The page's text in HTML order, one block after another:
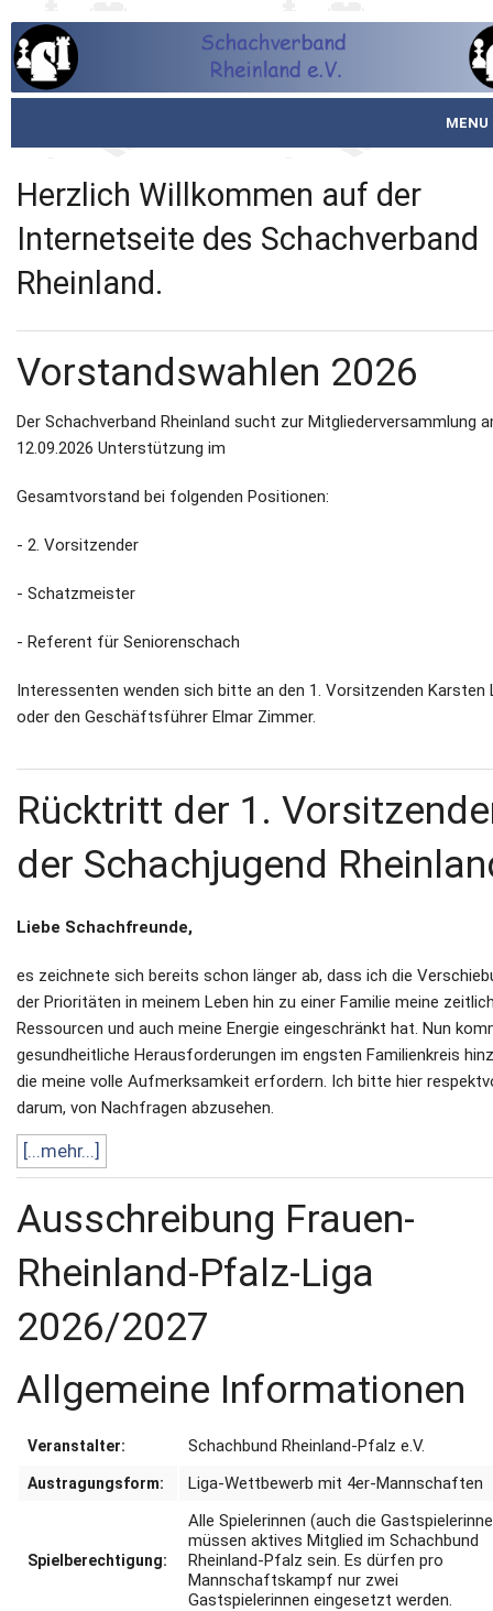
MENU
über den SVR
Spielbetrieb
Schachjugend
Meistertafel
Fotos
Newsletter
Kontakt
Impressum
Datenschutz
Herzlich Willkommen auf der
Internetseite des Schachverband
Rheinland.
Vorstandswahlen 2026
Der Schachverband Rheinland sucht zur Mitgliederversammlung
12.09.2026 Unterstützung im
Gesamtvorstand bei folgenden Positionen:
- 2. Vorsitzender
- Schatzmeister
- Referent für Seniorenschach
Interessenten wenden sich bitte an den 1. Vorsitzenden Karsten
oder den Geschäftsführer Elmar Zimmer.
Rücktritt der 1.
der Schachjugend
Liebe Schachfreunde,
es zeichnete sich bereits schon länger ab, dass ich die
der Prioritäten in meinem Leben hin zu einer Familie meine
Ressourcen und auch meine Energie eingeschränkt hat. Nun
gesundheitliche Herausforderungen im engsten Familienkreis
die meine volle Aufmerksamkeit erfordern. Ich bitte hier
darum, von Nachfragen abzusehen.
[...mehr...]
Ausschreibung Frauen-
Rheinland-Pfalz-Liga
2026/2027
Allgemeine Informationen
Veranstalter: Schachbund Rheinland-Pfalz e.V.
Austragungsform: Liga-Wettbewerb mit 4er-Mannschaften
Spielberechtigung:
Alle Spielerinnen (auch die
müssen aktives Mitglied im Schachbund
Rheinland-Pfalz sein. Es dürfen pro
Mannschaftskampf nur zwei
Gastspielerinnen eingesetzt werden.